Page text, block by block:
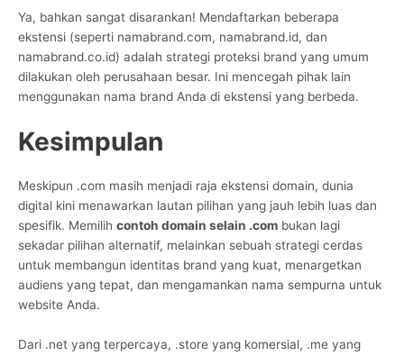
Ya, bahkan sangat disarankan! Mendaftarkan beberapa
ekstensi (seperti namabrand.com, namabrand.id, dan
namabrand.co.id) adalah strategi proteksi brand yang umum
dilakukan oleh perusahaan besar. Ini mencegah pihak lain
menggunakan nama brand Anda di ekstensi yang berbeda.
Kesimpulan
Meskipun .com masih menjadi raja ekstensi domain, dunia
digital kini menawarkan lautan pilihan yang jauh lebih luas dan
spesifik. Memilih contoh domain selain .com bukan lagi
sekadar pilihan alternatif, melainkan sebuah strategi cerdas
untuk membangun identitas brand yang kuat, menargetkan
audiens yang tepat, dan mengamankan nama sempurna untuk
website Anda.
Dari .net yang terpercaya, .store yang komersial, .me yang